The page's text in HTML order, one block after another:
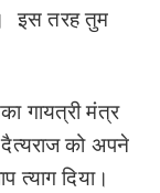
इस तरह तुम
गायत्री मंत्र
दैत्यराज को अपने
त्याग दिया।